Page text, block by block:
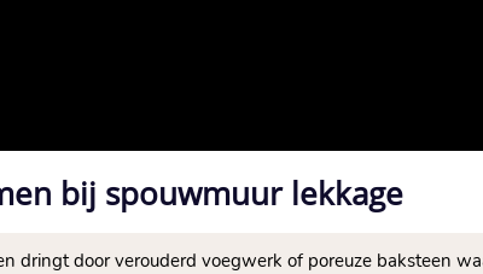
bij spouwmuur lekkage
dringt door verouderd voegwerk of poreuze baksteen